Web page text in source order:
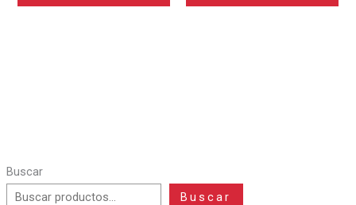
Buscar
Buscar